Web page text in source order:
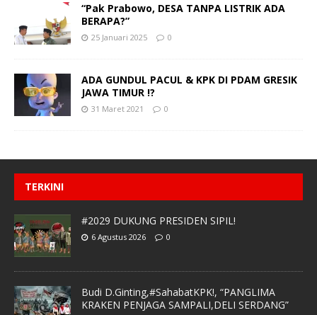
“Pak Prabowo, DESA TANPA LISTRIK ADA
BERAPA?”
25 Januari 2025 0
ADA GUNDUL PACUL & KPK DI PDAM GRESIK
JAWA TIMUR !?
31 Maret 2021 0
TERKINI
#2029 DUKUNG PRESIDEN SIPIL!
6 Agustus 2026 0
Budi D.Ginting,#SahabatKPK!, “PANGLIMA
KRAKEN PENJAGA SAMPALI,DELI SERDANG”